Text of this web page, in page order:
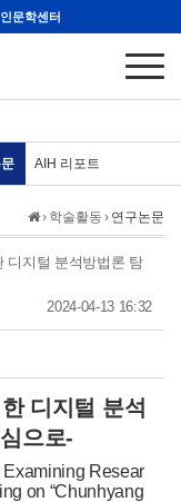
문학센터
AIH 리포트
› 학술활동 › 연구논문
디지털 분석방법론 탐
2024-04-13 16:32
디지털 분석
으로-
Resear
on “Chunhyang